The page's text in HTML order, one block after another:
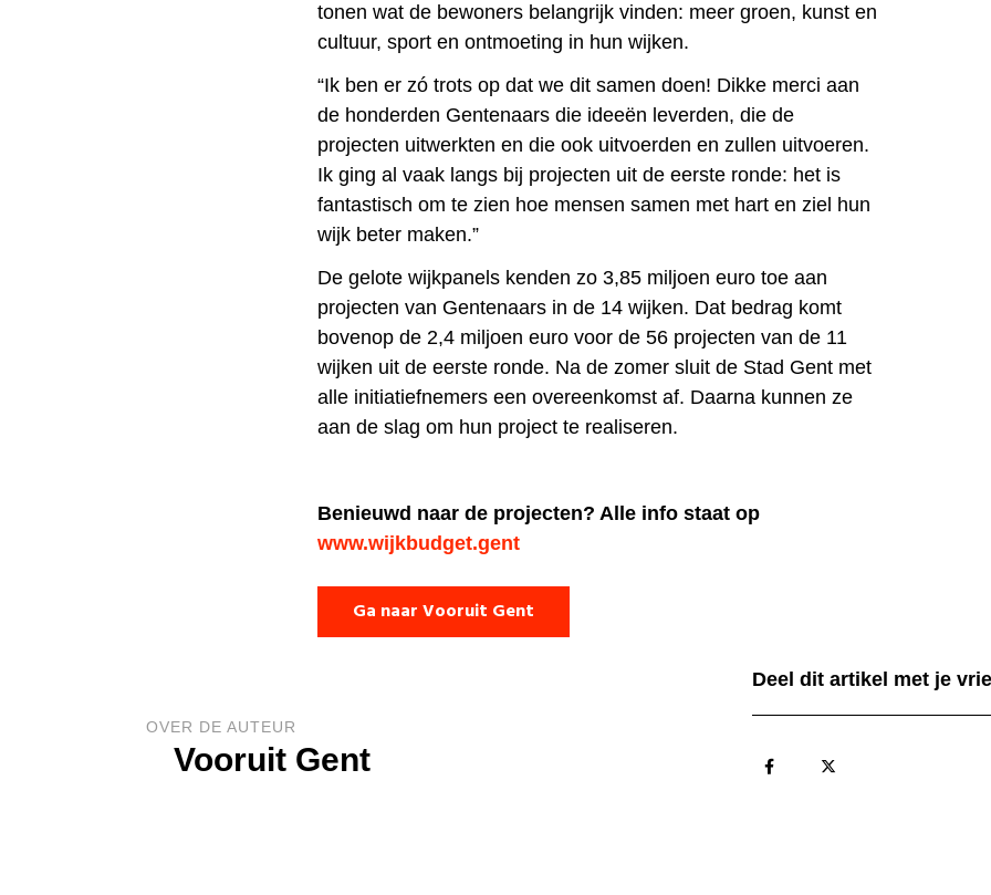
tonen wat de bewoners belangrijk vinden: meer groen, kunst en
cultuur, sport en ontmoeting in hun wijken.
“Ik ben er zó trots op dat we dit samen doen! Dikke merci aan
de honderden Gentenaars die ideeën leverden, die de
projecten uitwerkten en die ook uitvoerden en zullen uitvoeren.
Ik ging al vaak langs bij projecten uit de eerste ronde: het is
fantastisch om te zien hoe mensen samen met hart en ziel hun
wijk beter maken.”
De gelote wijkpanels kenden zo 3,85 miljoen euro toe aan
projecten van Gentenaars in de 14 wijken. Dat bedrag komt
bovenop de 2,4 miljoen euro voor de 56 projecten van de 11
wijken uit de eerste ronde. Na de zomer sluit de Stad Gent met
alle initiatiefnemers een overeenkomst af. Daarna kunnen ze
aan de slag om hun project te realiseren.
Benieuwd naar de projecten? Alle info staat op
www.wijkbudget.gent
Ga naar Vooruit Gent
OVER DE AUTEUR
Vooruit Gent
Deel dit artikel met je